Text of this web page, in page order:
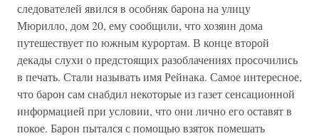
следователей явился в особняк барона на улицу
Мюрилло, дом 20, ему сообщили, что хозяин дома
путешествует по южным курортам. В конце второй
декады слухи о предстоящих разоблачениях просочились
в печать. Стали называть имя Рейнака. Самое интересное,
что барон сам снабдил некоторые из газет сенсационной
информацией при условии, что они лично его оставят в
покое. Барон пытался с помощью взяток помешать